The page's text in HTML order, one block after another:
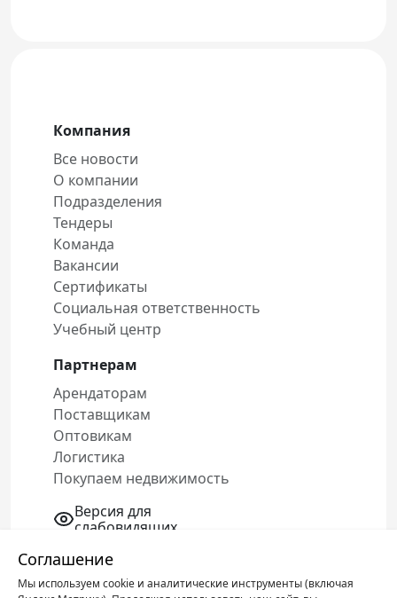
Соглашение
Мы используем cookie и аналитические инструменты (включая
Компания
Все новости
О компании
Подразделения
Тендеры
Команда
Вакансии
Сертификаты
Социальная ответственность
Учебный центр
Партнерам
Арендаторам
Поставщикам
Оптовикам
Логистика
Покупаем недвижимость
Версия для
слабовидящих
Политика конфиденциальности